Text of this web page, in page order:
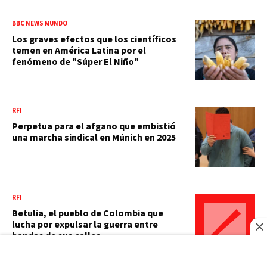
BBC NEWS MUNDO
Los graves efectos que los científicos
temen en América Latina por el
fenómeno de "Súper El Niño"
RFI
Perpetua para el afgano que embistió
una marcha sindical en Múnich en 2025
RFI
Betulia, el pueblo de Colombia que
lucha por expulsar la guerra entre
bandas de sus calles